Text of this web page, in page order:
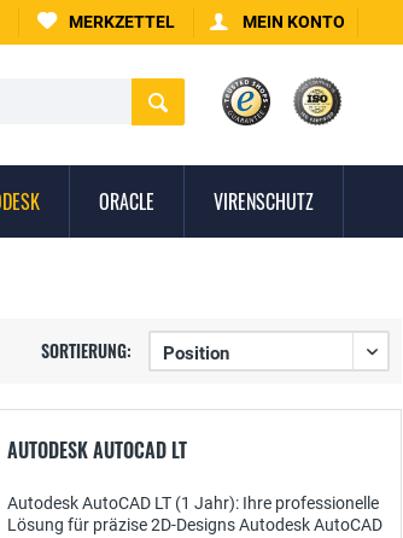
MERKZETTEL MEIN KONTO
ORACLE VIRENSCHUTZ
SORTIERUNG:
AUTODESK AUTOCAD LT
Autodesk AutoCAD LT (1 Jahr): Ihre professionelle
Lösung für präzise 2D-Designs Autodesk AutoCAD